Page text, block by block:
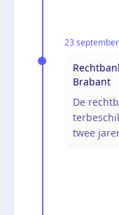
23
Brabant
De
twee